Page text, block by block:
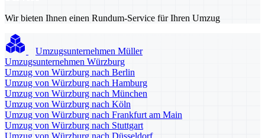
Wir bieten Ihnen einen Rundum-Service für Ihren Umzug
Umzugsunternehmen Müller
Umzugsunternehmen Würzburg
Umzug von Würzburg nach Berlin
Umzug von Würzburg nach Hamburg
Umzug von Würzburg nach München
Umzug von Würzburg nach Köln
Umzug von Würzburg nach Frankfurt am Main
Umzug von Würzburg nach Stuttgart